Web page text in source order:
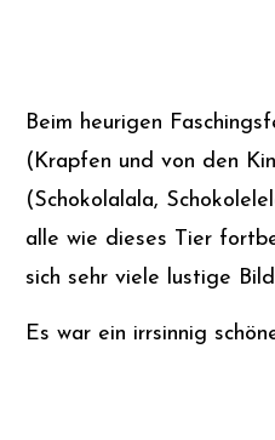
Beim heurigen
(Krapfen und von den
(Schokolalala,
alle wie dieses Tier
sich sehr viele lustige
Es war ein irrsinnig